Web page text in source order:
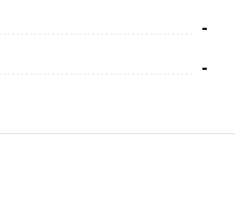
-
-